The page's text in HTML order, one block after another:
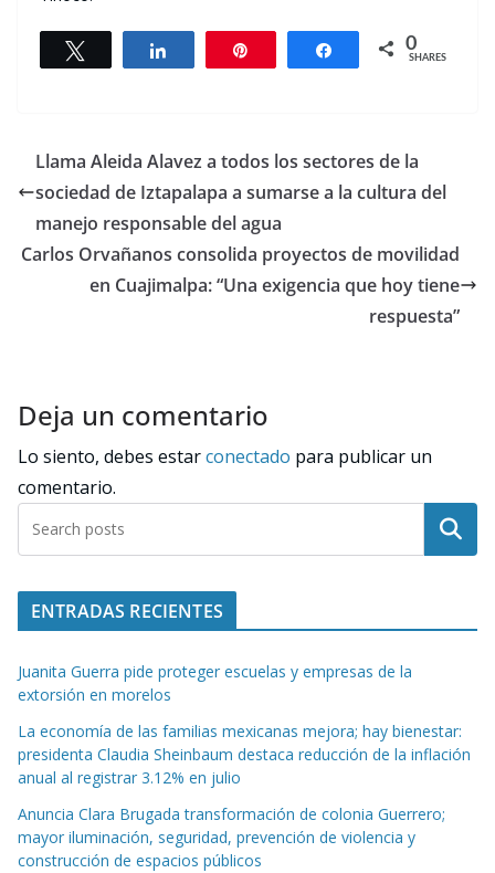
Share 0
SHARES
Llama Aleida Alavez a todos los sectores de la
sociedad de Iztapalapa a sumarse a la cultura del
manejo responsable del agua
Carlos Orvañanos consolida proyectos de movilidad
en Cuajimalpa: “Una exigencia que hoy tiene
respuesta”
Deja un comentario
Lo siento, debes estarconectado para publicar un
comentario.
Buscar
ENTRADAS RECIENTES
Juanita Guerra pide proteger escuelas y empresas de la
extorsión en morelos
La economía de las familias mexicanas mejora; hay bienestar:
presidenta Claudia Sheinbaum destaca reducción de la inflación
anual al registrar 3.12% en julio
Anuncia Clara Brugada transformación de colonia Guerrero;
mayor iluminación, seguridad, prevención de violencia y
construcción de espacios públicos